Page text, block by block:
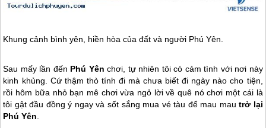
Khung cảnh bình yên, hiền hòa của đất và người Phú Yên
Sau mấy lần đến Phú Yên chơi, tự nhiên tôi có cảm tình với nơi này
kinh khủng. Cứ thậm thò tính đi mà chưa biết đi ngày nào cho tiện,
rồi hôm bữa nhỏ bạn mê chơi vừa ngỏ lời về quê nó chơi một cái là
tôi gật đầu đồng ý ngay và sốt sắng mua vé tàu để mau mautrở lại
Phú Yên